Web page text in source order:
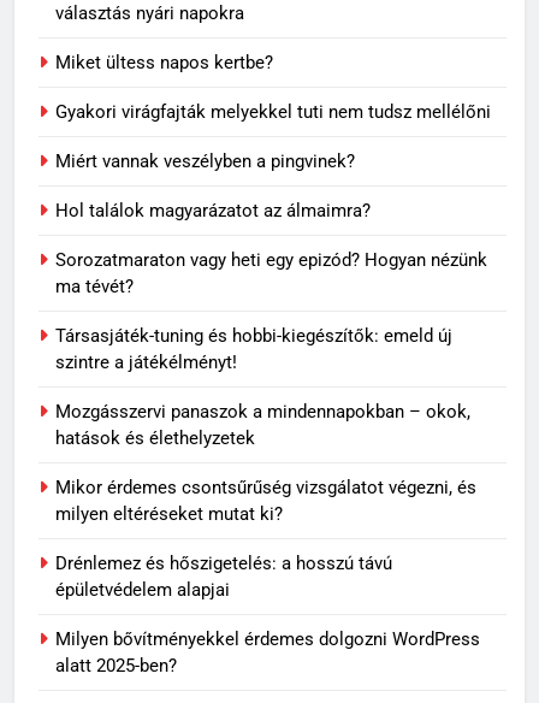
választás nyári napokra
Miket ültess napos kertbe?
Gyakori virágfajták melyekkel tuti nem tudsz mellélőni
Miért vannak veszélyben a pingvinek?
Hol találok magyarázatot az álmaimra?
Sorozatmaraton vagy heti egy epizód? Hogyan nézünk
ma tévét?
Társasjáték-tuning és hobbi-kiegészítők: emeld új
szintre a játékélményt!
Mozgásszervi panaszok a mindennapokban – okok,
hatások és élethelyzetek
Mikor érdemes csontsűrűség vizsgálatot végezni, és
milyen eltéréseket mutat ki?
Drénlemez és hőszigetelés: a hosszú távú
épületvédelem alapjai
Milyen bővítményekkel érdemes dolgozni WordPress
alatt 2025-ben?
5
válassz helyet a látványos
virágzáshoz
OTTHON
Visszatérő álmok: miért jelenhet
újra?
MINDENNAPOK
7
Travertin burkolat időtállósága,
OTTHON
8